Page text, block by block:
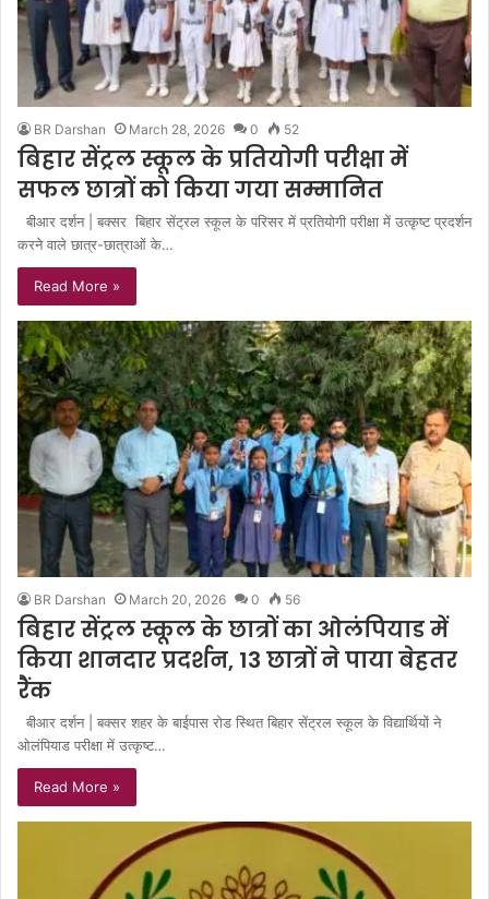
BR Darshan March 28, 2026 0 52
बिहार सेंट्रल स्कूल के प्रतियोगी परीक्षा में
सफल छात्रों को किया गया सम्मानित
बीआर दर्शन | बक्सर बिहार सेंट्रल स्कूल के परिसर में प्रतियोगी परीक्षा में उत्कृष्ट प्रदर्शन
करने वाले छात्र-छात्राओं के…
Read More »
BR Darshan March 20, 2026 0 56
बिहार सेंट्रल स्कूल के छात्रों का ओलंपियाड में
किया शानदार प्रदर्शन, 13 छात्रों ने पाया बेहतर
रैंक
बीआर दर्शन | बक्सर शहर के बाईपास रोड स्थित बिहार सेंट्रल स्कूल के विद्यार्थियों ने
ओलंपियाड परीक्षा में उत्कृष्ट…
Read More »